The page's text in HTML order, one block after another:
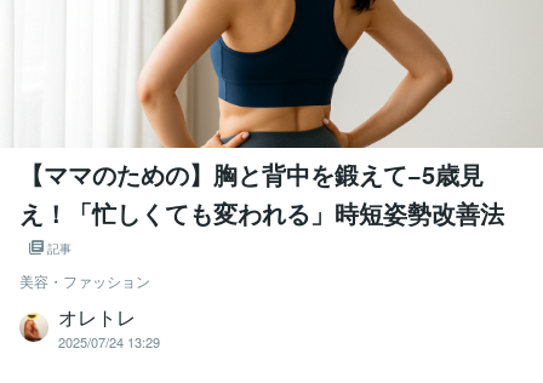
【ママのための】胸と背中を鍛えて−5歳見
え！「忙しくても変われる」時短姿勢改善法
記事
美容・ファッション
オレトレ
2025/07/24 13:29